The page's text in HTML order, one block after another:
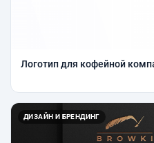
Логотип для кофейной
ДИЗАЙН И БРЕНДИНГ